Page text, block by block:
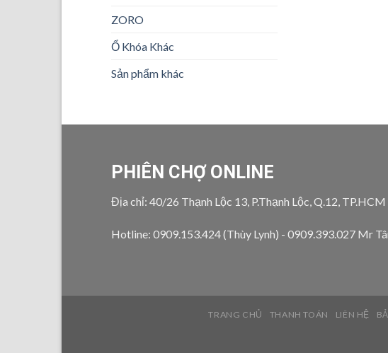
ZORO
Ổ Khóa Khác
Sản phẩm khác
PHIÊN CHỢ ONLINE
Địa chỉ: 40/26 Thạnh Lộc 13, P.Thạnh Lộc, Q.12,
Hotline: 0909.153.424 (Thùy Lynh) - 0909.393.027 Mr
TRANG CHỦ THANH TOÁN LIÊN HỆ